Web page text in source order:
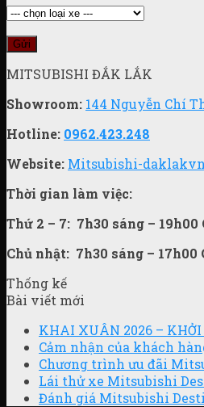
MITSUBISHI ĐẮK LẮK
Showroom: 144 Nguyễn Chí
Hotline: 0962.423.248
Website: Mitsubishi-
Thời gian làm việc:
Thứ 2 – 7: 7h30 sáng – 19h00
Chủ nhật: 7h30 sáng – 17h00
Thống kế
Bài viết mới
KHAI XUÂN 2026 –
Cảm nhận của khách
Chương trình ưu đãi
Lái thử xe Mitsubishi
Đánh giá Mitsubishi